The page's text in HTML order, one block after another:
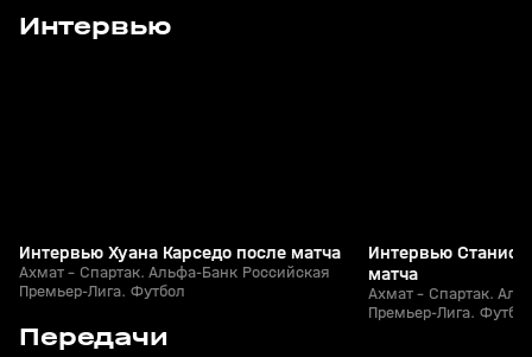
Интервью
02 авг, 23:26
Интервью Хуана Карседо после матча
Ахмат - Спартак. Альфа-Банк Российская
Премьер-Лига. Футбол
Интервью
матча
Ахмат - Спартак.
Премьер-Лига.
Передачи
06 апр 2025, 14:57 29 янв 2023, 14:52